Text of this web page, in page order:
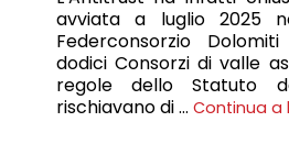
avviata a luglio 2025
Federconsorzio
dodici Consorzi di valle
regole dello Statuto
rischiavano di … Continua a